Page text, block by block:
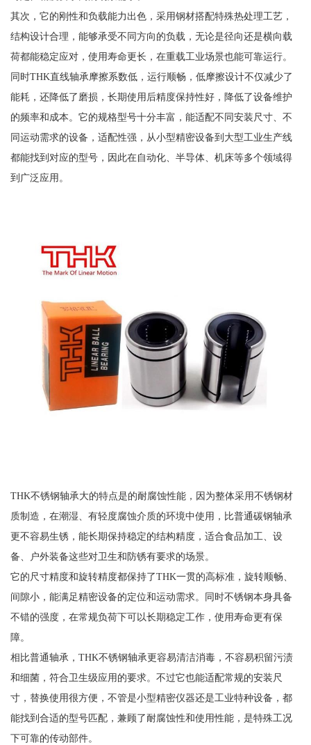
其次，它的刚性和负载能力出色，采用钢材搭配特殊热处理工艺，
结构设计合理，能够承受不同方向的负载，无论是径向还是横向载
荷都能稳定应对，使用寿命更长，在重载工业场景也能可靠运行。
同时THK直线轴承摩擦系数低，运行顺畅，低摩擦设计不仅减少了
能耗，还降低了磨损，长期使用后精度保持性好，降低了设备维护
的频率和成本。它的规格型号十分丰富，能适配不同安装尺寸、不
同运动需求的设备，适配性强，从小型精密设备到大型工业生产线
都能找到对应的型号，因此在自动化、半导体、机床等多个领域得
到广泛应用。
THK不锈钢轴承大的特点是的耐腐蚀性能，因为整体采用不锈钢材
质制造，在潮湿、有轻度腐蚀介质的环境中使用，比普通碳钢轴承
更不容易生锈，能长期保持稳定的结构精度，适合食品加工、设
备、户外装备这些对卫生和防锈有要求的场景。
它的尺寸精度和旋转精度都保持了THK一贯的高标准，旋转顺畅、
间隙小，能满足精密设备的定位和运动需求。同时不锈钢本身具备
不错的强度，在常规负荷下可以长期稳定工作，使用寿命更有保
障。
相比普通轴承，THK不锈钢轴承更容易清洁消毒，不容易积留污渍
和细菌，符合卫生级应用的要求。不过它也能适配常规的安装尺
寸，替换使用很方便，不管是小型精密仪器还是工业特种设备，都
能找到合适的型号匹配，兼顾了耐腐蚀性和使用性能，是特殊工况
下可靠的传动部件。